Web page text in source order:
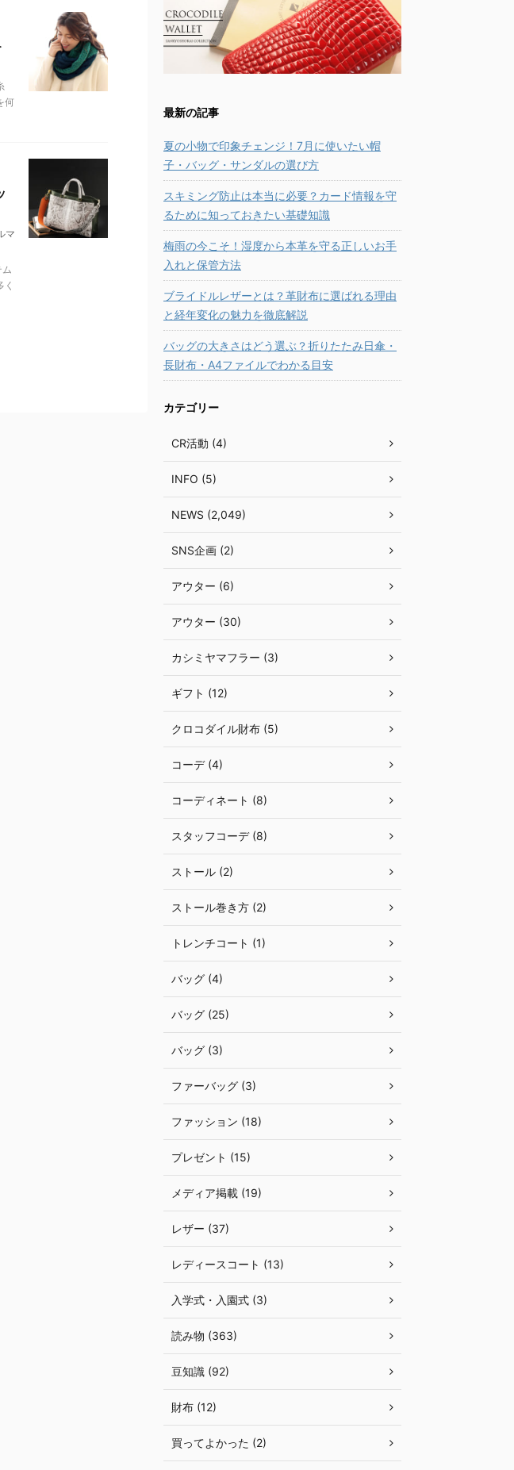
何
マ
最新の記事
夏の小物で印象チェンジ！7月に使いたい帽
子・バッグ・サンダルの選び方
スキミング防止は本当に必要？カード情報を守
るために知っておきたい基礎知識
梅雨の今こそ！湿度から本革を守る正しいお手
入れと保管方法
ブライドルレザーとは？革財布に選ばれる理由
と経年変化の魅力を徹底解説
バッグの大きさはどう選ぶ？折りたたみ日傘・
長財布・A4ファイルでわかる目安
カテゴリー
CR活動 (4)
INFO (5)
NEWS (2,049)
SNS企画 (2)
アウター (6)
アウター (30)
カシミヤマフラー (3)
ギフト (12)
クロコダイル財布 (5)
コーデ (4)
コーディネート (8)
スタッフコーデ (8)
ストール (2)
ストール巻き方 (2)
トレンチコート (1)
バッグ (4)
バッグ (25)
バッグ (3)
ファーバッグ (3)
ファッション (18)
プレゼント (15)
メディア掲載 (19)
レザー (37)
レディースコート (13)
入学式・入園式 (3)
読み物 (363)
豆知識 (92)
財布 (12)
買ってよかった (2)